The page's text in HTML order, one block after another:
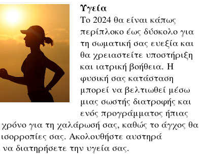
Υγεία
Το 2024 θα είναι κάπως
περίπλοκο έως δύσκολο για
τη σωματική σας ευεξία και
θα χρειαστείτε υποστήριξη
και ιατρική βοήθεια. Η
φυσική σας κατάσταση
μπορεί να βελτιωθεί μέσω
μιας σωστής διατροφής και
ενός προγράμματος ήπιας
για τη χαλάρωσή σας, καθώς το άγχος θα
σας. Ακολουθήστε αυστηρά
διατηρήσετε την υγεία σας.